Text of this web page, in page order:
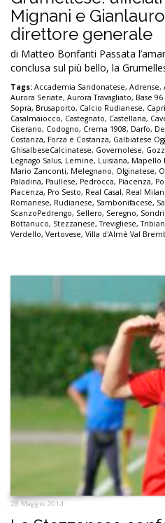
Mignani e
direttore generale
di Matteo Bonfanti Passata
conclusa sul più bello, la
Tags: Accademia Sandonatese, Adrense,
Aurora Seriate, Aurora Travagliato, Base
Sopra, Brusaporto, Calcio Rudianese,
Casalmaiocco, Castegnato, Castellana,
Ciserano, Codogno, Crema 1908, Darfo,
Costanza, Forza e Costanza, Galbiatese
GhisalbeseCalcinatese, Governolese,
Legnago Salus, Lemine, Luisiana, Mapello
Mario Zanconti, Melegnano, Olginatese,
Paladina, Paullese, Pedrocca, Piacenza,
Piacenza, Pro Sesto, Real Casal, Real
Romanese, Rudianese, Sambonifacese,
ScanzoPedrengo, Sellero, Seregno,
Bottanuco, Stezzanese,Trevigliese,
Verdello, Vertovese, Villa d'Almè Val
28 Maggio 2014